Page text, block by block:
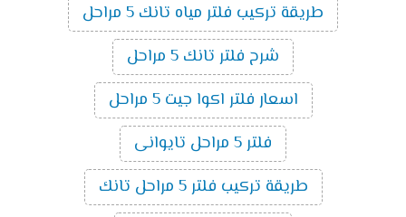
طريقة تركيب فلتر مياه تانك 5 مراحل
شرح فلتر تانك 5 مراحل
اسعار فلتر اكوا جيت 5 مراحل
فلتر 5 مراحل تايوانى
طريقة تركيب فلتر 5 مراحل تانك